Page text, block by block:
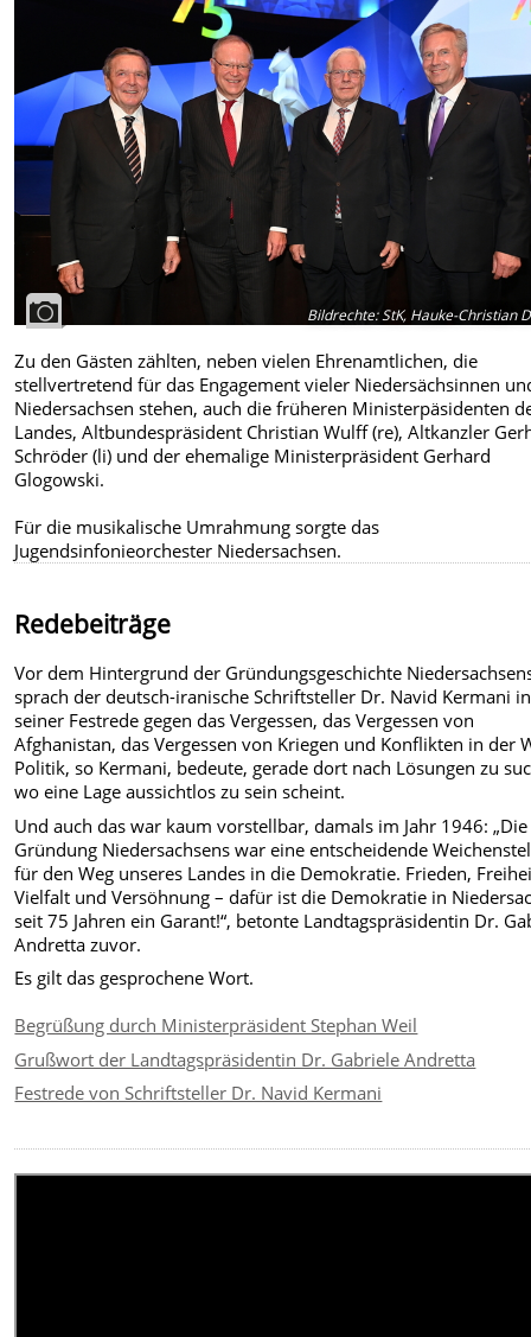
Bildrechte:StK, Hauke-Christian
Zu den Gästen zählten, neben vielen Ehrenamtlichen, die
stellvertretend für das Engagement vieler Niedersächsinnen
Niedersachsen stehen, auch die früheren Ministerpäsidenten
Landes, Altbundespräsident Christian Wulff (re), Altkanzler
Schröder (li) und der ehemalige Ministerpräsident Gerhard
Glogowski.
Für die musikalische Umrahmung sorgte das
Jugendsinfonieorchester Niedersachsen.
Redebeiträge
Vor dem Hintergrund der Gründungsgeschichte
sprach der deutsch-iranische Schriftsteller Dr. Navid Kermani in
seiner Festrede gegen das Vergessen, das Vergessen von
Afghanistan, das Vergessen von Kriegen und Konflikten in der
Politik, so Kermani, bedeute, gerade dort nach Lösungen zu
wo eine Lage aussichtlos zu sein scheint.
Und auch das war kaum vorstellbar, damals im Jahr 1946: „Die
Gründung Niedersachsens war eine entscheidende
für den Weg unseres Landes in die Demokratie. Frieden,
Vielfalt und Versöhnung – dafür ist die Demokratie in
seit 75 Jahren ein Garant!“, betonte Landtagspräsidentin Dr.
Andretta zuvor.
Es gilt das gesprochene Wort.
Begrüßung durch Ministerpräsident Stephan Weil
Grußwort der Landtagspräsidentin Dr. Gabriele Andretta
Festrede von Schriftsteller Dr. Navid Kermani